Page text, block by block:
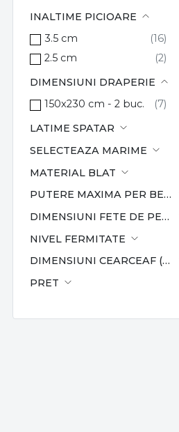
INALTIME PICIOARE
3.5 cm
2.5 cm
DIMENSIUNI DRAPERIE
150x230 cm - 2 buc.
LATIME SPATAR
SELECTEAZA MARIME
MATERIAL BLAT
PUTERE MAXIMA PER BEC (W)
DIMENSIUNI FETE DE PERNA
NIVEL FERMITATE
DIMENSIUNI CEARCEAF (CM)
PRET